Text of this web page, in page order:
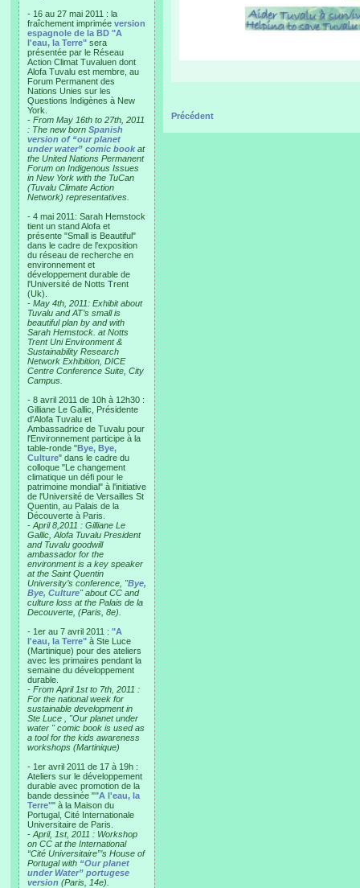
- 16 au 27 mai 2011 : la
fraîchement imprimée version
espagnole de la BD "A
l'eau, la Terre" sera
présentée par le Réseau
Action Climat Tuvaluen dont
Alofa Tuvalu est membre, au
Forum Permanent des
Nations Unies sur les
Questions Indigènes à New
York.
- From May 16th to 27th, 2011
: The new born Spanish
version of “our planet
under water” comic book at
the United Nations Permanent
Forum on Indigenous Issues
in New York with the TuCan
(Tuvalu Climate Action
Network) representatives.
- 4 mai 2011: Sarah Hemstock
tient un stand Alofa et
présente "Small is Beautiful"
dans le cadre de l'exposition
du réseau de recherche en
environnement et
développement durable de
l'Université de Notts Trent
(Uk).
- May 4th, 2011: Exhibit about
Tuvalu and AT’s small is
beautiful plan by and with
Sarah Hemstock. at Notts
Trent Uni Environment &
Sustainability Research
Network Exhibition, DICE
Centre Conference Suite, City
Campus.
- 8 avril 2011 de 10h à 12h30 :
Gilliane Le Gallic, Présidente
d'Alofa Tuvalu et
Ambassadrice de Tuvalu pour
l'Environnement participe à la
table-ronde "Bye, Bye,
Culture" dans le cadre du
colloque "Le changement
climatique un défi pour le
patrimoine mondial" à l'initiative
de l'Université de Versailles St
Quentin, au Palais de la
Découverte à Paris.
- April 8,2011 : Gilliane Le
Gallic, Alofa Tuvalu President
and Tuvalu goodwill
ambassador for the
environment is a key speaker
at the Saint Quentin
University’s conference, "Bye,
Bye, Culture" about CC and
culture loss at the Palais de la
Decouverte, (Paris, 8e).
- 1er au 7 avril 2011 : "A
l'eau, la Terre" à Ste Luce
(Martinique) pour des ateliers
avec les primaires pendant la
semaine du développement
durable.
- From April 1st to 7th, 2011 :
For the national week for
sustainable development in
Ste Luce , "Our planet under
water " comic book is used as
a tool for the kids awareness
workshops (Martinique)
- 1er avril 2011 de 17 à 19h :
Ateliers sur le développement
durable avec promotion de la
bande dessinée ""A l'eau, la
Terre"" à la Maison du
Portugal, Cité Internationale
Universitaire de Paris.
- April, 1st, 2011 : Workshop
on CC at the International
“Cité Universitaire”’s House of
Portugal with “Our planet
under Water” portugese
version (Paris, 14e).
Précédent